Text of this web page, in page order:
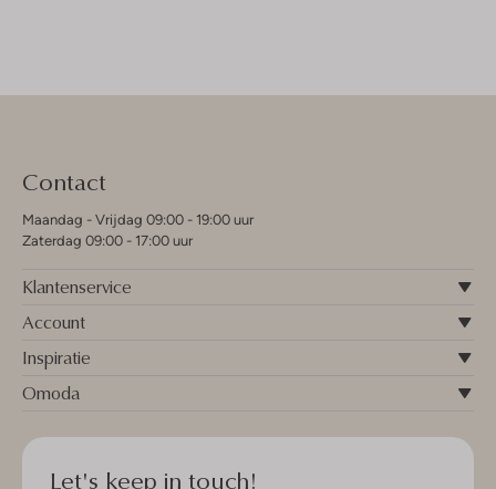
Contact
Maandag - Vrijdag 09:00 - 19:00 uur
Zaterdag 09:00 - 17:00 uur
Klantenservice
Account
Inspiratie
Omoda
Let's keep in touch!